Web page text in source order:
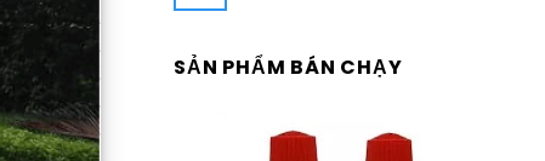
SẢN PHẨM BÁN CHẠY